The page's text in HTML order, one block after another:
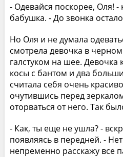
- Одевайся поскорее, Оля! -
бабушка. - До звонка
Но Оля и не думала
смотрела девочка в
галстуком на шее. Девочка
косы с бантом и два
считала себя очень
очутившись перед
оторваться от него. Так
- Как, ты еще не ушла? -
появляясь в передней. -
непременно расскажу все